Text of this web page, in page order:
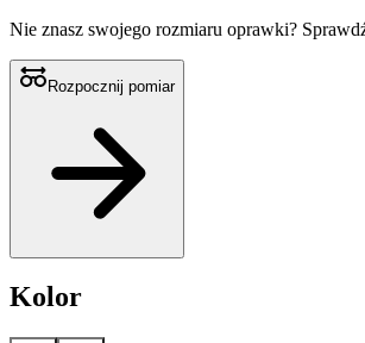
Nie znasz swojego rozmiaru oprawki?
Rozpocznij pomiar
Kolor